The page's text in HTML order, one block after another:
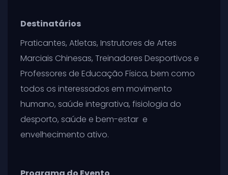
Destinatários
Praticantes, Atletas, Instrutores de Artes
Marciais Chinesas, Treinadores Desportivos e
Professores de Educação Física, bem como
todos os interessados em movimento
humano, saúde integrativa, fisiologia do
desporto, saúde e bem-estar e
envelhecimento ativo.